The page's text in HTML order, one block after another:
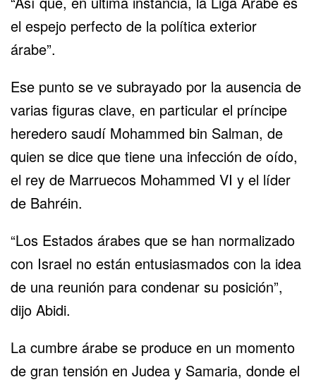
el espejo perfecto de la política exterior
árabe”.
Ese punto se ve subrayado por la ausencia de
varias figuras clave, en particular el príncipe
heredero saudí Mohammed bin Salman, de
quien se dice que tiene una infección de oído,
el rey de Marruecos Mohammed VI y el líder
de Bahréin.
“Los Estados árabes que se han normalizado
con Israel no están entusiasmados con la idea
de una reunión para condenar su posición”,
dijo Abidi.
La cumbre árabe se produce en un momento
de gran tensión en Judea y Samaria, donde el